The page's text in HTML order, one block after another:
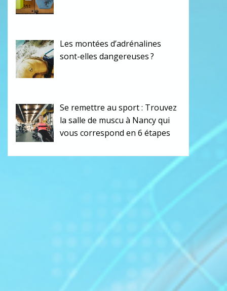
Les montées d’adrénalines
sont-elles dangereuses ?
Se remettre au sport : Trouvez
la salle de muscu à Nancy qui
vous correspond en 6 étapes